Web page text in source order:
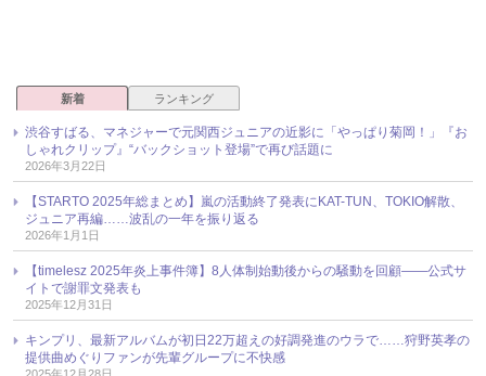
新着 ランキング
渋谷すばる、マネジャーで元関西ジュニアの近影に「やっぱり菊岡！」『お
しゃれクリップ』“バックショット登場”で再び話題に
2026年3月22日
【STARTO 2025年総まとめ】嵐の活動終了発表にKAT-TUN、TOKIO解散、
ジュニア再編……波乱の一年を振り返る
2026年1月1日
【timelesz 2025年炎上事件簿】8人体制始動後からの騒動を回顧――公式サ
イトで謝罪文発表も
2025年12月31日
キンプリ、最新アルバムが初日22万超えの好調発進のウラで……狩野英孝の
提供曲めぐりファンが先輩グループに不快感
2025年12月28日